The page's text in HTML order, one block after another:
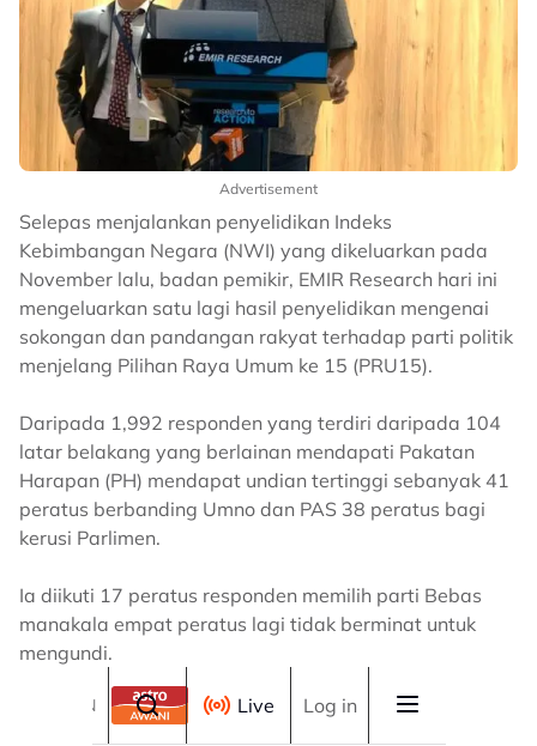
Advertisement
Selepas menjalankan penyelidikan Indeks
Kebimbangan Negara (NWI) yang dikeluarkan pada
November lalu, badan pemikir, EMIR Research hari ini
mengeluarkan satu lagi hasil penyelidikan mengenai
sokongan dan pandangan rakyat terhadap parti politik
menjelang Pilihan Raya Umum ke 15 (PRU15).
Daripada 1,992 responden yang terdiri daripada 104
latar belakang yang berlainan mendapati Pakatan
Harapan (PH) mendapat undian tertinggi sebanyak 41
peratus berbanding Umno dan PAS 38 peratus bagi
kerusi Parlimen.
Ia diikuti 17 peratus responden memilih parti Bebas
manakala empat peratus lagi tidak berminat untuk
mengundi.